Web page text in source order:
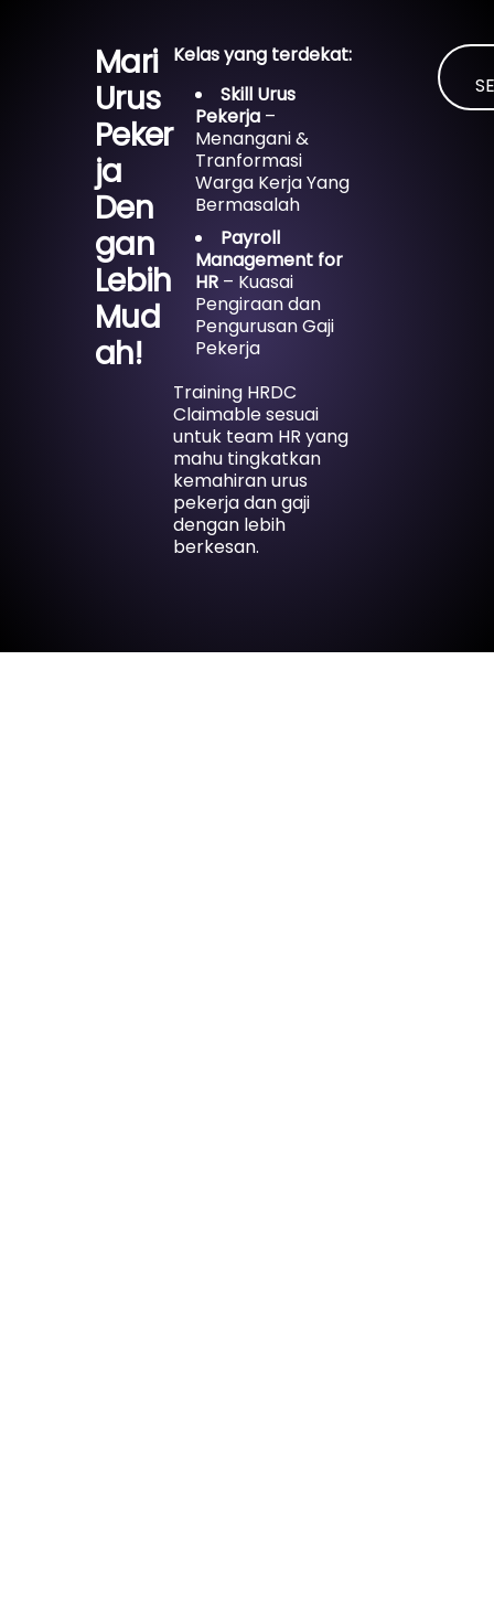
Mari
Urus
Peker
ja
Den
gan
Lebih
Mud
ah!
Kelas yang terdekat:
Skill Urus
Pekerja –
Menangani &
Tranformasi
Warga Kerja Yang
Bermasalah
Payroll
Management for
HR – Kuasai
Pengiraan dan
Pengurusan Gaji
Pekerja
Training HRDC
Claimable sesuai
untuk team HR yang
mahu tingkatkan
kemahiran urus
pekerja dan gaji
dengan lebih
berkesan.